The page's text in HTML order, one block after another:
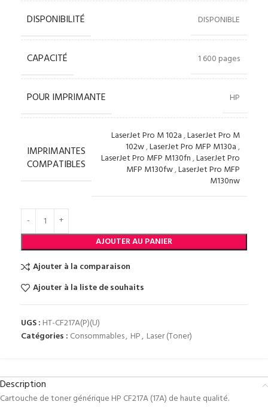
DISPONIBILITÉ DISPONIBLE
CAPACITÉ 1 600 pages
POUR IMPRIMANTE HP
IMPRIMANTES
COMPATIBLES
LaserJet Pro M 102a,LaserJet Pro M
102w,LaserJet Pro MFP M130a,
LaserJet Pro MFP M130fn,LaserJet Pro
MFP M130fw,LaserJet Pro MFP
M130nw
AJOUTER AU PANIER
Ajouter à la comparaison
Ajouter à la liste de souhaits
UGS : HT-CF217A(P)(U)
Catégories : Consommables, HP, Laser (Toner)
Description
Cartouche de toner générique HP CF217A (17A) de haute qualité.